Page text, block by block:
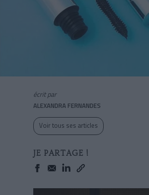
écrit par
ALEXANDRA FERNANDES
Voir tous ses articles
JE PARTAGE !